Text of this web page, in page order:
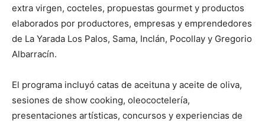
extra virgen, cocteles, propuestas gourmet y productos
elaborados por productores, empresas y emprendedores
de La Yarada Los Palos, Sama, Inclán, Pocollay y Gregorio
Albarracín.
El programa incluyó catas de aceituna y aceite de oliva,
sesiones de show cooking, oleococtelería,
presentaciones artísticas, concursos y experiencias de